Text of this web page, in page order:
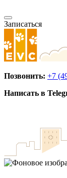
Записаться
Позвонить: +7
Написать в